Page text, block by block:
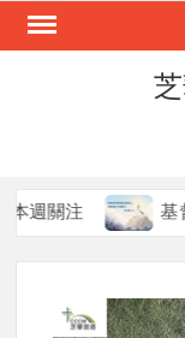
Skip
注 基督的教